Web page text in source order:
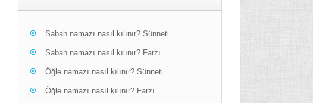
Sabah namazı nasıl kılınır? Sünneti
Sabah namazı nasıl kılınır? Farzı
Öğle namazı nasıl kılınır? Sünneti
Öğle namazı nasıl kılınır? Farzı